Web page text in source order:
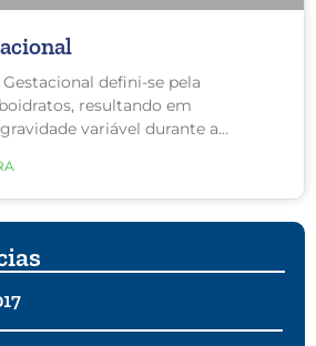
defini-se pela
resultando em
variável durante a